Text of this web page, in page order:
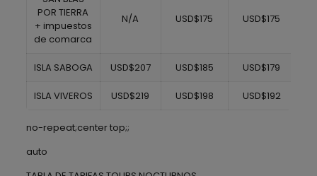
POR TIERRA
+ impuestos
de comarca
N/A USD$175 USD$175
ISLA SABOGA USD$207 USD$185 USD$179
ISLA VIVEROS USD$219 USD$198 USD$192
no-repeat;center top;;
auto